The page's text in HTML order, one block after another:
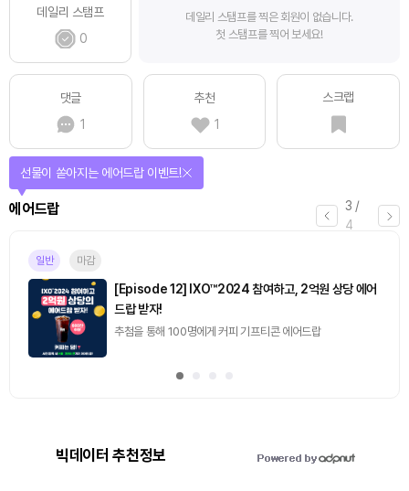
데일리 스탬프
0
데일리 스탬프를 찍은 회원이 없습니다.
첫 스탬프를 찍어 보세요!
댓글
1
추천
1
스크랩
4 /
4
퀴즈
퀴즈풀고 선물 받자!
마감
[토큰포스트] 기사 퀴즈 658회차
2026.08.07 (금) ~ 2026.08.08 (토)
빅데이터 추천정보